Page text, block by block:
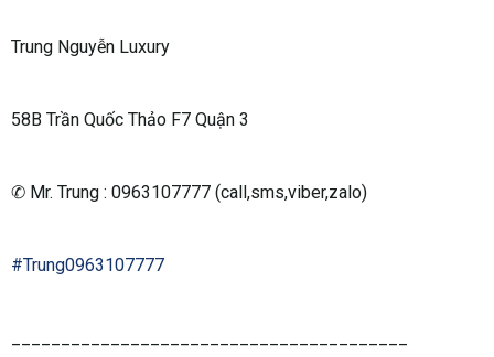
Trung Nguyễn Luxury
58B Trần Quốc Thảo F7 Quận 3
✆ Mr. Trung : 0963107777 (call,sms,viber,zalo)
#Trung0963107777